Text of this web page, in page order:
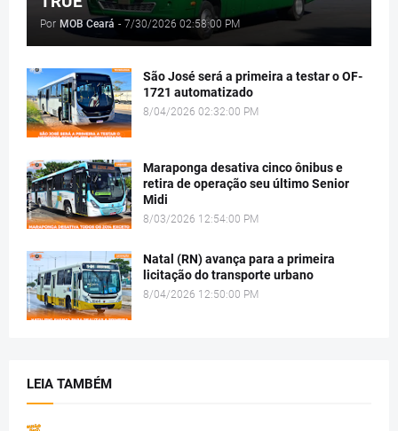
Por MOB Ceará - 7/30/2026 02:58:00 PM
São José será a primeira a testar o OF-
1721 automatizado
8/04/2026 02:32:00 PM
Maraponga desativa cinco ônibus e
retira de operação seu último Senior
Midi
8/03/2026 12:54:00 PM
Natal (RN) avança para a primeira
licitação do transporte urbano
8/04/2026 12:50:00 PM
LEIA TAMBÉM